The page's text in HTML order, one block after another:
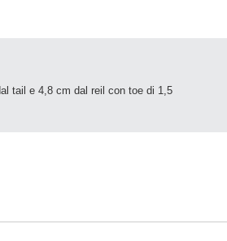
tail e 4,8 cm dal reil con toe di 1,5